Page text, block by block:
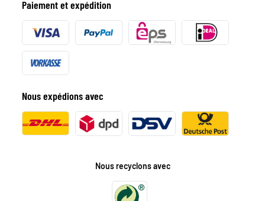
Paiement et expédition
Nous expédions avec
Nous recyclons avec